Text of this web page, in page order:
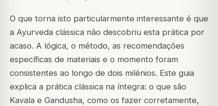
O que torna isto particularmente interessante é que
a Ayurveda clássica não descobriu esta prática por
acaso. A lógica, o método, as recomendações
específicas de materiais e o momento foram
consistentes ao longo de dois milénios. Este guia
explica a prática clássica na íntegra: o que são
Kavala e Gandusha, como os fazer corretamente,